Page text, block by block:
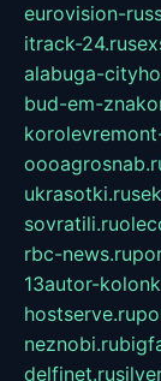
eurovision-
itrack-24.ru
alabuga-
bud-em-
ukrasotki.ru
sovratili.ru
rbc-news.ru
13autor-
hostserve.ru
neznobi.ru
delfinet.ru